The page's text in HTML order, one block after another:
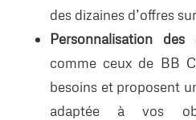
des dizaines d’offres
Personnalisation des
comme ceux de BB
besoins et proposent
adaptée à vos